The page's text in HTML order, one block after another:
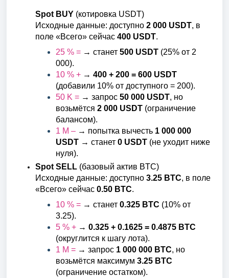
Spot BUY (котировка USDT)
Исходные данные: доступно 2 000 USDT, в
поле «Всего» сейчас 400 USDT.
25 % = → станет 500 USDT (25% от 2
000).
10 % + → 400 + 200 = 600 USDT
(добавили 10% от доступного = 200).
50 K = → запрос 50 000 USDT, но
возьмётся 2 000 USDT (ограничение
балансом).
1 M – → попытка вычесть 1 000 000
USDT → станет 0 USDT (не уходит ниже
нуля).
Spot SELL (базовый актив BTC)
Исходные данные: доступно 3.25 BTC, в поле
«Всего» сейчас 0.50 BTC.
10 % = → станет 0.325 BTC (10% от
3.25).
5 % + → 0.325 + 0.1625 = 0.4875 BTC
(округлится к шагу лота).
1 M = → запрос 1 000 000 BTC, но
возьмётся максимум 3.25 BTC
(ограничение остатком).